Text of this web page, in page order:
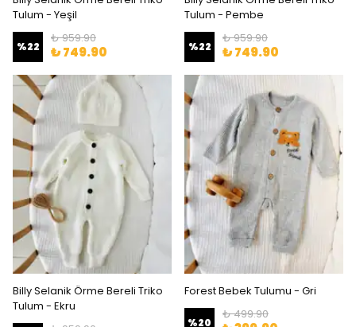
Tulum - Yeşil
%22
₺ 959.90
₺ 749.90
Tulum - Pembe
%22
₺ 959.90
₺ 749.90
Billy Selanik Örme Bereli Triko
Tulum - Ekru
Forest Bebek Tulumu - Gri
%20
₺ 499.90